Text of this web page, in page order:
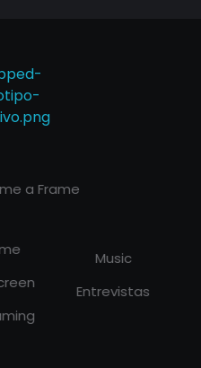
a Frame
Music
Entrevistas